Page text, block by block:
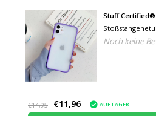
Stuff Certified®
Shock Lila
Noch keine
€14,95 €11,96 AUF LAGER